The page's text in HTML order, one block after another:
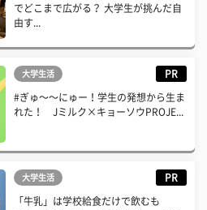
でどこまで広がる？ 大学生が挑んだ自
由す...
大学生活 PR
#ぎゅ〜〜にゅー！学生の発想から生ま
れた！ Jミルク×キョーソウPROJE...
大学生活 PR
「牛乳」は学校給食だけで飲むも